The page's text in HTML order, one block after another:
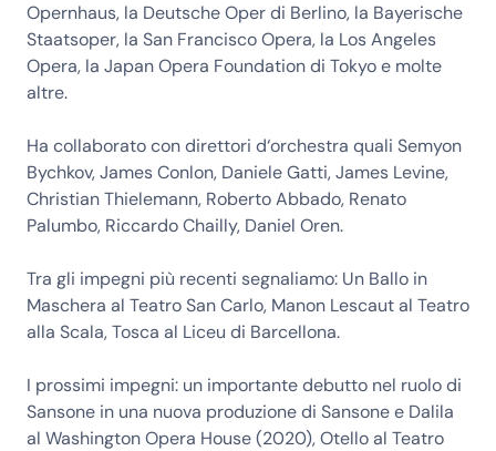
Opernhaus, la Deutsche Oper di Berlino, la Bayerische
Staatsoper, la San Francisco Opera, la Los Angeles
Opera, la Japan Opera Foundation di Tokyo e molte
altre.
Ha collaborato con direttori d‘orchestra quali Semyon
Bychkov, James Conlon, Daniele Gatti, James Levine,
Christian Thielemann, Roberto Abbado, Renato
Palumbo, Riccardo Chailly, Daniel Oren.
Tra gli impegni più recenti segnaliamo: Un Ballo in
Maschera al Teatro San Carlo, Manon Lescaut al Teatro
alla Scala, Tosca al Liceu di Barcellona.
I prossimi impegni: un importante debutto nel ruolo di
Sansone in una nuova produzione di Sansone e Dalila
al Washington Opera House (2020), Otello al Teatro